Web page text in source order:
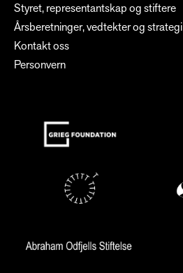
Styret, representantskap og stiftere
Årsberetninger, vedtekter og strategi
Kontakt oss
Personvern